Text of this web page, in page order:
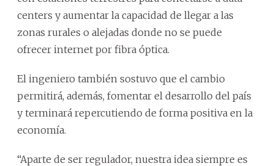
centers y aumentar la capacidad de llegar a las
zonas rurales o alejadas donde no se puede
ofrecer internet por fibra óptica.
El ingeniero también sostuvo que el cambio
permitirá, además, fomentar el desarrollo del país
y terminará repercutiendo de forma positiva en la
economía.
“Aparte de ser regulador, nuestra idea siempre es